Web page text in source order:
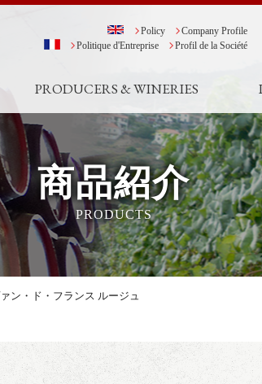
Policy
Company Profile
Politique d'Entreprise
Profil de la Société
PRODUCERS & WINERIES
商品紹介
PRODUCTS
ン・ド・フランス ルージュ